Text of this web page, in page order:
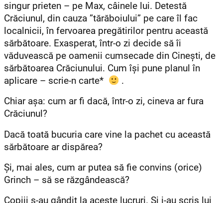
singur prieten – pe Max, câinele lui. Detestă
Crăciunul, din cauza ”tărăboiului” pe care îl fac
localnicii, în fervoarea pregătirilor pentru această
sărbătoare. Exasperat, într-o zi decide să îi
văduvească pe oamenii cumsecade din Cinești, de
sărbătoarea Crăciunului. Cum își pune planul în
aplicare – scrie-n carte*
.
Chiar așa: cum ar fi dacă, într-o zi, cineva ar fura
Crăciunul?
Dacă toată bucuria care vine la pachet cu această
sărbătoare ar dispărea?
Și, mai ales, cum ar putea să fie convins (orice)
Grinch – să se răzgândească?
Copiii s-au gândit la aceste lucruri. Și i-au scris lui